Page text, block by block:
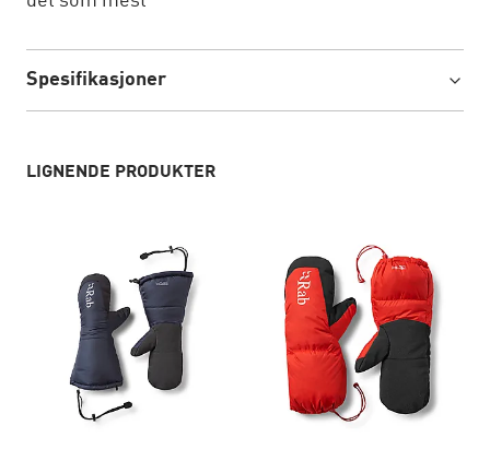
Spesifikasjoner
LIGNENDE PRODUKTER